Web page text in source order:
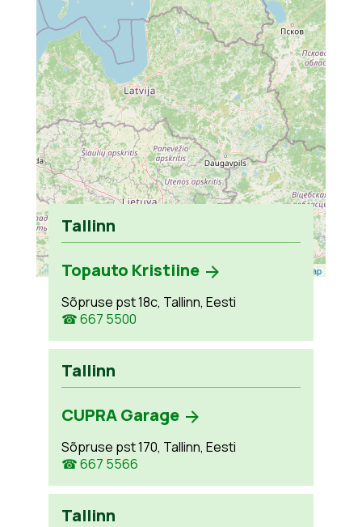
Leaflet OpenStreetMap
Tallinn
Topauto Kristiine
Sõpruse pst 18c, Tallinn, Eesti
☎ 667 5500
Tallinn
CUPRA Garage
Sõpruse pst 170, Tallinn, Eesti
☎ 667 5566
Tallinn